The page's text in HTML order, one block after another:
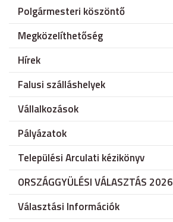
Polgármesteri köszöntő
Megközelíthetőség
Hírek
Falusi szálláshelyek
Vállalkozások
Pályázatok
Települési Arculati kézikönyv
ORSZÁGGYÜLÉSI VÁLASZTÁS 2026
Választási Információk